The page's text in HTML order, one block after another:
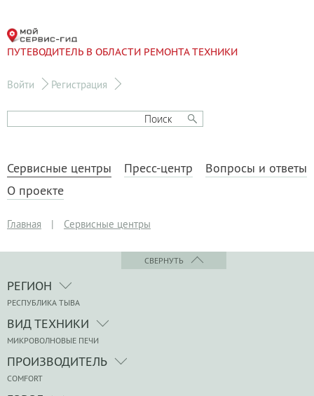
ПУТЕВОДИТЕЛЬ В ОБЛАСТИ РЕМОНТА ТЕХНИКИ
Войти Регистрация
Сервисные центры Пресс-центр
Вопросы и ответы
О проекте
Главная | Сервисные центры
СВЕРНУТЬ
РЕГИОН
РЕСПУБЛИКА ТЫВА
ВИД ТЕХНИКИ
МИКРОВОЛНОВЫЕ ПЕЧИ
ПРОИЗВОДИТЕЛЬ
COMFORT